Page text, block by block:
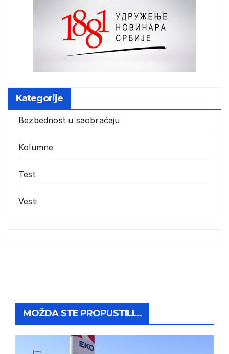
Kategorije
Bezbednost u saobraćaju
Kolumne
Test
Vesti
MOŽDA STE PROPUSTILI...